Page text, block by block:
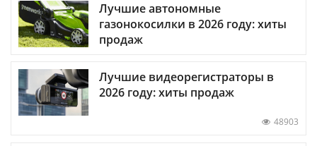
Лучшие автономные
газонокосилки в 2026 году: хиты
продаж
Лучшие видеорегистраторы в
2026 году: хиты продаж
48903